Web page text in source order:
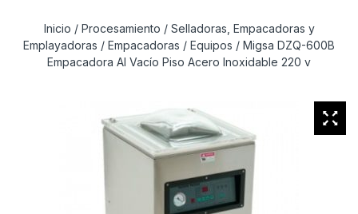
Inicio / Procesamiento / Selladoras, Empacadoras y
Emplayadoras / Empacadoras / Equipos / Migsa DZQ-600B
Empacadora Al Vacío Piso Acero Inoxidable 220 v